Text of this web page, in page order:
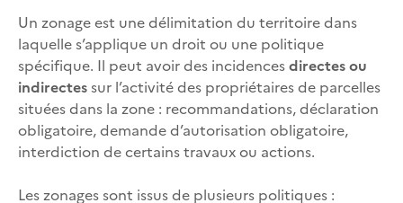
Un zonage est une délimitation du territoire dans
laquelle s’applique un droit ou une politique
spécifique. Il peut avoir des incidencesdirectes ou
indirectessur l’activité des propriétaires de parcelles
situées dans la zone : recommandations, déclaration
obligatoire, demande d’autorisation obligatoire,
interdiction de certains travaux ou actions.
Les zonages sont issus de plusieurs politiques :